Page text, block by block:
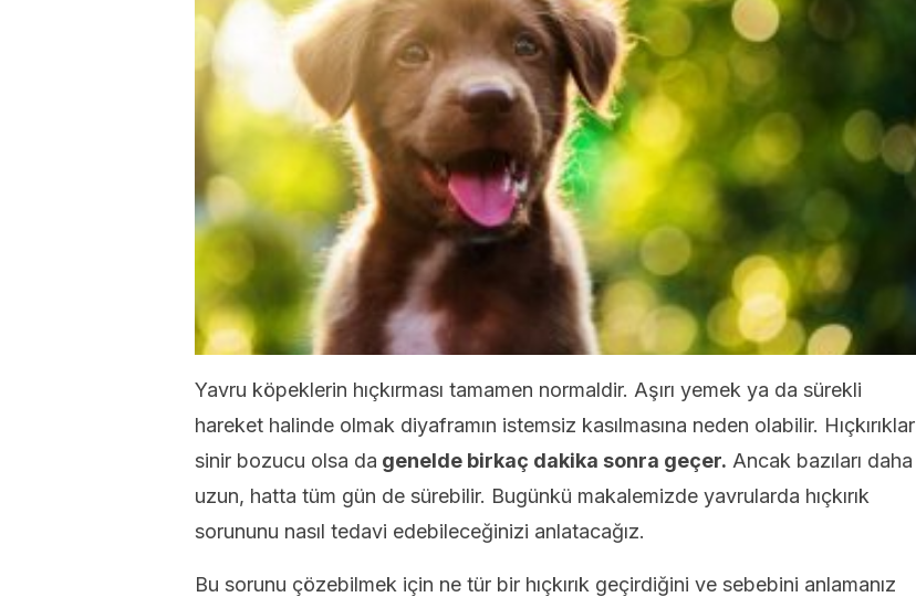
Yavru köpeklerin hıçkırması tamamen normaldir. Aşırı yemek ya da sürekli
hareket halinde olmak diyaframın istemsiz kasılmasına neden olabilir. Hıçkırıklar
sinir bozucu olsa da genelde birkaç dakika sonra geçer. Ancak bazıları daha
uzun, hatta tüm gün de sürebilir. Bugünkü makalemizde yavrularda hıçkırık
sorununu nasıl tedavi edebileceğinizi anlatacağız.
Bu sorunu çözebilmek için ne tür bir hıçkırık geçirdiğini ve sebebini anlamanız